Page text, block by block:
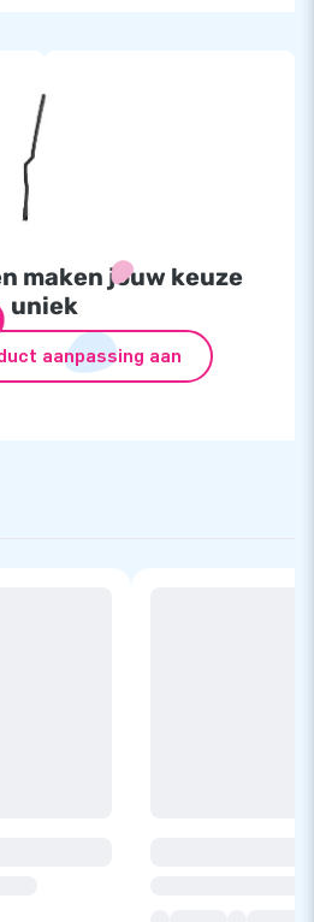
maken jouw keuze
uniek
aanpassing aan